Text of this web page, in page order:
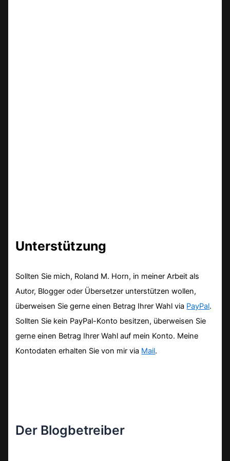
Unterstützung
Sollten Sie mich, Roland M. Horn, in meiner Arbeit als
Autor, Blogger oder Übersetzer unterstützen wollen,
überweisen Sie gerne einen Betrag Ihrer Wahl via PayPal.
Sollten Sie kein PayPal-Konto besitzen, überweisen Sie
gerne einen Betrag Ihrer Wahl auf mein Konto. Meine
Kontodaten erhalten Sie von mir via Mail.
Der Blogbetreiber